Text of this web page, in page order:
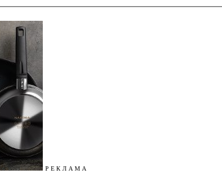
Р Е К Л А М А